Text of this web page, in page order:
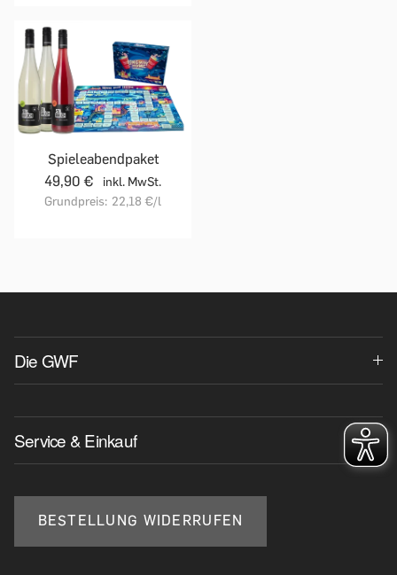
Spieleabendpaket
49,90 €
inkl. MwSt.
Grundpreis: 22,18 €/l
Die GWF
Service & Einkauf
BESTELLUNG WIDERRUFEN